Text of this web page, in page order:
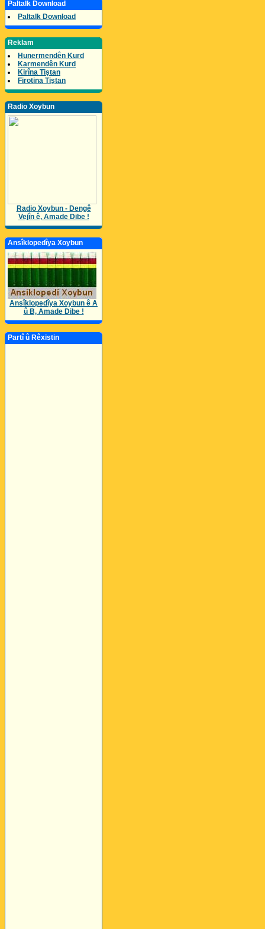
Paltalk Download
Paltalk Download
Reklam
Hunermendên Kurd
Karmendên Kurd
Kirîna Tiştan
Firotina Tiştan
Radio Xoybun
Radio Xoybun - Dengê
Vejîn ê, Amade Dibe !
Ansîklopedîya Xoybun
Ansîklopedîya Xoybun ê A
û B, Amade Dibe !
Partî û Rêxistin